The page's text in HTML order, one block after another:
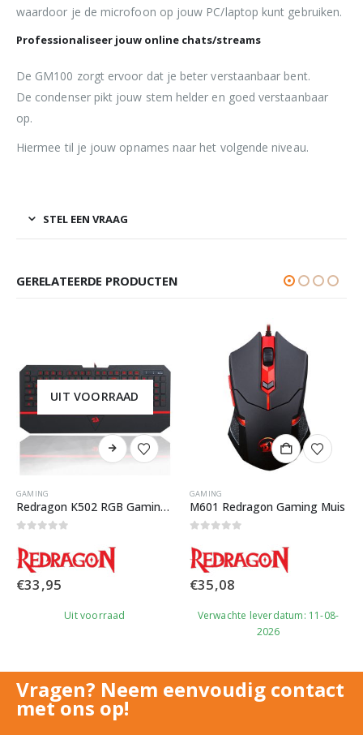
waardoor je de microfoon op jouw PC/laptop kunt gebruiken.
Professionaliseer jouw online chats/streams
De GM100 zorgt ervoor dat je beter verstaanbaar bent.
De condenser pikt jouw stem helder en goed verstaanbaar
op.
Hiermee til je jouw opnames naar het volgende niveau.
STEL EEN VRAAG
GERELATEERDE PRODUCTEN
UIT VOORRAAD
GAMING
Redragon K502 RGB Gaming Toetsenbord
€33,95
Uit voorraad
GAMING
M601 Redragon Gaming Muis
€35,08
Verwachte leverdatum: 11-08-
2026
Vragen? Neem eenvoudig contact
met ons op!